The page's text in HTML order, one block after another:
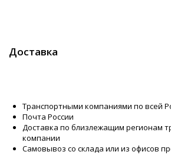
Доставка
Транспортными компаниями по всей
Почта России
Доставка по близлежащим регионам
компании
Самовывоз со склада или из офисов